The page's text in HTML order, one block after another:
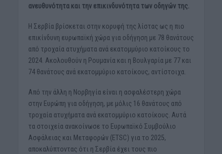
ανευθυνότητα και την επικινδυνότητα των οδηγών της.
Η Σερβία βρίσκεται στην κορυφή της λίστας ως η πιο
επικίνδυνη ευρωπαϊκή χώρα για οδήγηση με 78 θανάτους
από τροχαία ατυχήματα ανά εκατομμύριο κατοίκους το
2024. Ακολουθούν η Ρουμανία και η Βουλγαρία με 77 και
74 θανάτους ανά εκατομμύριο κατοίκους, αντίστοιχα.
Από την άλλη η Νορβηγία είναι η ασφαλέστερη χώρα
στην Ευρώπη για οδήγηση, με μόλις 16 θανάτους από
τροχαία ατυχήματα ανά εκατομμύριο κατοίκους. Αυτά
τα στοιχεία ανακοίνωσε το Ευρωπαϊκό Συμβούλιο
Ασφάλειας και Μεταφορών (ETSC) για το 2025,
αποκαλύπτοντας ότι η Σερβία έχει τους πιο